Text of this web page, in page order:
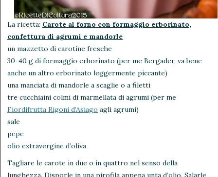
La ricetta: Carote al forno con formaggio erborinato,
confettura di agrumi e mandorle
un mazzetto di carotine fresche
30-40 g di formaggio erborinato (per me Bergader, va bene
anche un altro erborinato leggermente piccante)
una manciata di mandorle a scaglie o a filetti
tre cucchiaini colmi di marmellata di agrumi (per me
Fiordifrutta Rigoni d’Asiago agli agrumi)
sale
pepe
olio extravergine d’oliva
Tagliare le carote in due o in quattro nel senso della
lunghezza. Disporle in una pirofila appena unta d’olio. Salarle,